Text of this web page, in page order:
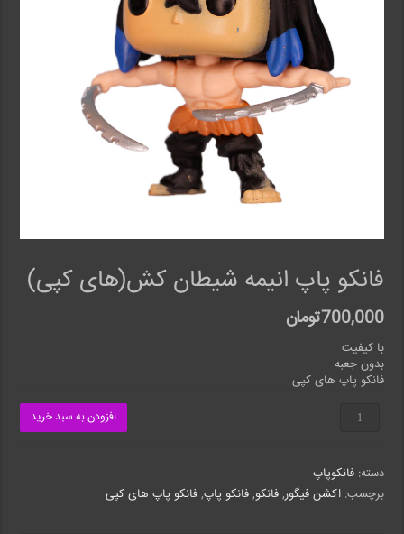
فانکو پاپ انیمه شیطان کش(های کپی)
700,000تومان
با کیفیت
بدون جعبه
فانکو پاپ های کپی
کش(های
کپی)
افزودن به سبد خرید
دسته:فانکوپاپ
برچسب:اکشن فیگور,فانکو,فانکو پاپ,فانکو پاپ های کپی